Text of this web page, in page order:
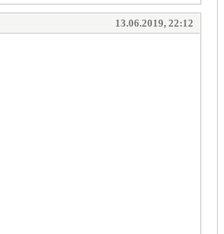
13.06.2019, 22:12